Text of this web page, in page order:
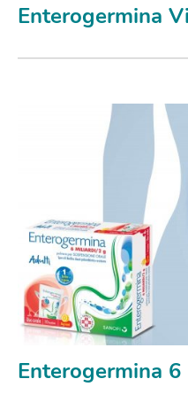
Enterogermina
Enterogermina